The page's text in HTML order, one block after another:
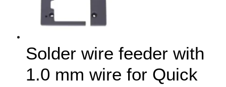
Solder wire feeder with
1.0 mm wire for Quick